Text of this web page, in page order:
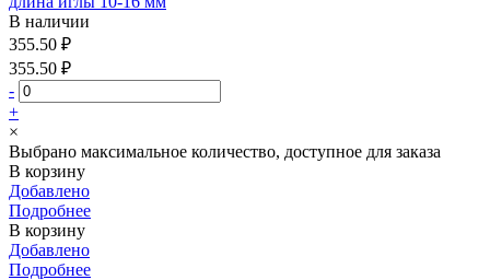
В наличии
355.50 ₽
355.50 ₽
-
+
×
Выбрано максимальное количество, доступное для заказа
В корзину
Добавлено
Подробнее
В корзину
Добавлено
Подробнее